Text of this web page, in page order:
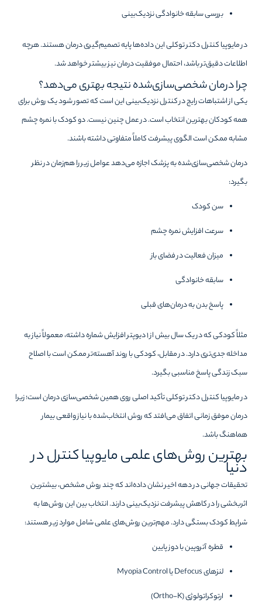
بررسی سابقه خانوادگی نزدیک‌بینی
در مایوپیا کنترل دکتر توکلی این داده‌ها پایه تصمیم‌گیری درمان هستند. هرچه
اطلاعات دقیق‌تر باشد، احتمال موفقیت درمان نیز بیشتر خواهد شد.
چرا درمان شخصی‌سازی‌شده نتیجه بهتری می‌دهد؟
یکی از اشتباهات رایج در کنترل نزدیک‌بینی این است که تصور شود یک روش برای
همه کودکان بهترین انتخاب است. در عمل چنین نیست. دو کودک با نمره چشم
مشابه ممکن است الگوی پیشرفت کاملاً متفاوتی داشته باشند.
درمان شخصی‌سازی‌شده به پزشک اجازه می‌دهد عوامل زیر را هم‌زمان در نظر
بگیرد:
سن کودک
سرعت افزایش نمره چشم
میزان فعالیت در فضای باز
سابقه خانوادگی
پاسخ بدن به درمان‌های قبلی
مثلاً کودکی که در یک سال بیش از ۱ دیوپتر افزایش شماره داشته، معمولاً نیاز به
مداخله جدی‌تری دارد. در مقابل، کودکی با روند آهسته‌تر ممکن است با اصلاح
سبک زندگی پاسخ مناسبی بگیرد.
در مایوپیا کنترل دکتر توکلی تأکید اصلی روی همین شخصی‌سازی درمان است؛ زیرا
درمان موفق زمانی اتفاق می‌افتد که روش انتخاب‌شده با نیاز واقعی بیمار
هماهنگ باشد.
بهترین روش‌های علمی مایوپیا کنترل در
دنیا
تحقیقات جهانی در دهه اخیر نشان داده‌اند که چند روش مشخص، بیشترین
اثربخشی را در کاهش پیشرفت نزدیک‌بینی دارند. انتخاب بین این روش‌ها به
شرایط کودک بستگی دارد. مهم‌ترین روش‌های علمی شامل موارد زیر هستند:
قطره آتروپین با دوز پایین
لنزهای Defocus یا Myopia Control
ارتوکراتولوژی (Ortho-K)